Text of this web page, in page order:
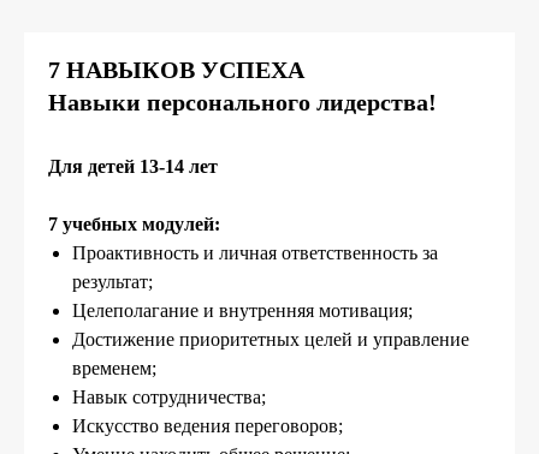
7 НАВЫКОВ УСПЕХА
Навыки персонального лидерства!
Для детей 13-14 лет
7 учебных модулей:
Проактивность и личная ответственность за
результат;
Целеполагание и внутренняя мотивация;
Достижение приоритетных целей и управление
временем;
Навык сотрудничества;
Искусство ведения переговоров;
ЛЕТНИЕ КАНИКУЛЫ
ВЫЕЗДНЫЕ ПРОГРАММЫ